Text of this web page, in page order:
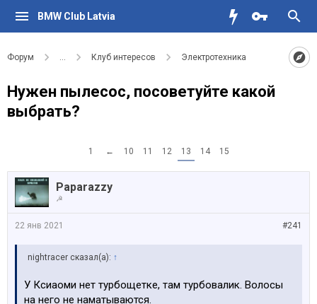
BMW Club Latvia
Форум ... Клуб интересов Электротехника
Нужен пылесос, посоветуйте какой
выбрать?
1 ← 10 11 12 13 14 15
Paparazzy
☭
#241
22 янв 2021
nightracer сказал(а): ↑
У Ксиаоми нет турбощетке, там турбовалик. Волосы
на него не наматываются.